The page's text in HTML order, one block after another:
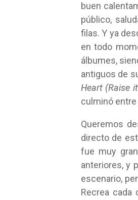
buen
público,
filas. Y ya
en todo
álbumes,
antiguos de
Heart (Raise
culminó
Queremos
directo de
fue muy
anteriores, y
escenario,
Recrea cada